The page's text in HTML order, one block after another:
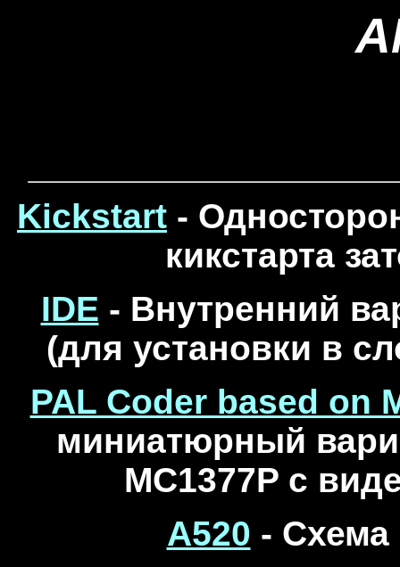
Kickstart -
кикстарта
IDE - Внутренний
(для установки в
PAL Coder based on
миниатюрный в
MC1377P с
A520 - Схема